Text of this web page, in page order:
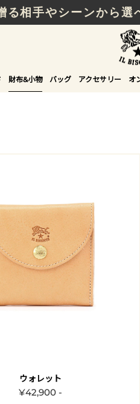
る相手やシーンから選
財布&小物 バッグ アクセサリー オ
ウォレット
¥42,900 -